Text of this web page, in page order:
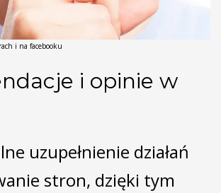
i na facebooku
i opinie w
uzupełnienie działań
stron, dzięki tym